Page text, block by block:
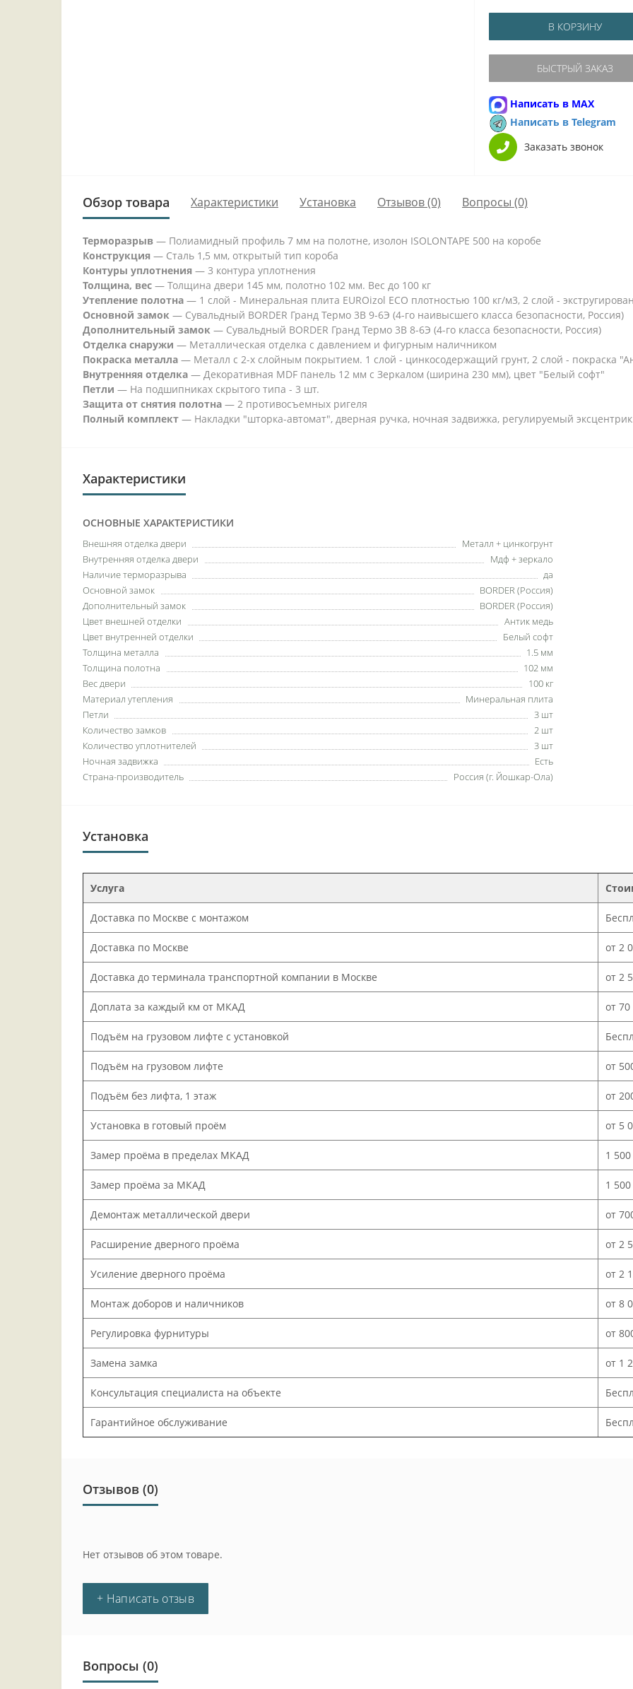
В КОРЗИНУ
БЫСТРЫЙ ЗАКАЗ
Написать в MAX
Написать в Telegram
Заказать звонок
Обзор товара Характеристики Установка Отзывов (0) Вопросы (0)
Терморазрыв — Полиамидный профиль 7 мм на полотне, изолон ISOLONTAPE 500 на коробе
Конструкция — Сталь 1,5 мм, открытый тип короба
Контуры уплотнения — 3 контура уплотнения
Толщина, вес — Толщина двери 145 мм, полотно 102 мм. Вес до 100 кг
Утепление полотна — 1 слой - Минеральная плита EUROizol ECO плотностью 100 кг/м3, 2 слой -
Основной замок — Сувальдный BORDER Гранд Термо 3В 9-6Э (4-го наивысшего класса безопасности, Россия)
Дополнительный замок — Сувальдный BORDER Гранд Термо 3В 8-6Э (4-го класса безопасности, Россия)
Отделка снаружи — Металлическая отделка с давлением и фигурным наличником
Покраска металла — Металл с 2-х слойным покрытием. 1 слой - цинкосодержащий грунт, 2 слой - покраска
Внутренняя отделка — Декоративная MDF панель 12 мм с Зеркалом (ширина 230 мм), цвет "Белый софт"
Петли — На подшипниках скрытого типа - 3 шт.
Защита от снятия полотна — 2 противосъемных ригеля
Полный комплект — Накладки "шторка-автомат", дверная ручка, ночная задвижка, регулируемый
Характеристики
ОСНОВНЫЕ ХАРАКТЕРИСТИКИ
Внешняя отделка двери
Металл + цинкогрунт
Внутренняя отделка двери
Мдф + зеркало
Наличие терморазрыва
да
Основной замок
BORDER (Россия)
Дополнительный замок
BORDER (Россия)
Цвет внешней отделки
Антик медь
Цвет внутренней отделки
Белый софт
Толщина металла
1.5 мм
Толщина полотна
102 мм
Вес двери
100 кг
Материал утепления
Минеральная плита
Петли
3 шт
Количество замков
2 шт
Количество уплотнителей
3 шт
Ночная задвижка
Есть
Страна-производитель
Россия (г. Йошкар-Ола)
Установка
Услуга
Доставка по Москве с монтажом
Доставка по Москве от 2
Доставка до терминала транспортной компании в Москве от 2
Доплата за каждый км от МКАД от
Подъём на грузовом лифте с установкой
Подъём на грузовом лифте от
Подъём без лифта, 1 этаж от
Установка в готовый проём от 5
Замер проёма в пределах МКАД 1
Замер проёма за МКАД 1
Демонтаж металлической двери от
Расширение дверного проёма от 2
Усиление дверного проёма от 2
Монтаж доборов и наличников от 8
Регулировка фурнитуры от
Замена замка от 1
Консультация специалиста на объекте
Гарантийное обслуживание
Отзывов (0)
Нет отзывов об этом товаре.
+ Написать отзыв
Вопросы (0)